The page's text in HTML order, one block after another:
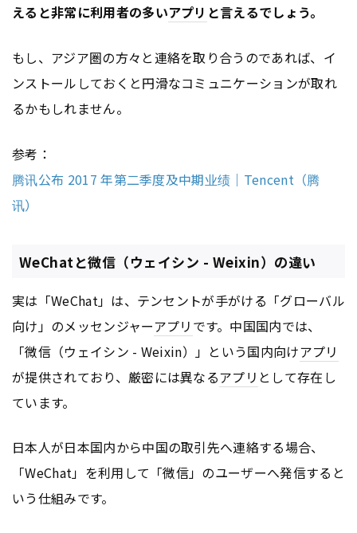
えると非常に利用者の多いアプリ と言えるでしょう。
もし、アジア圏の方々と連絡を取り合うのであれば、イ
ンストールしておくと円滑なコミュニケーションが取れ
るかもしれません。
参考：
腾讯公布 2017 年第二季度及中期业绩｜Tencent（腾
讯）
WeChatと微信（ウェイシン - Weixin）の違い
実は「WeChat」は、テンセントが手がける「グローバル
向け」のメッセンジャーアプリ です。中国国内では、
「微信（ウェイシン - Weixin）」という国内向けアプリ
が提供されており、厳密には異なるアプリ として存在し
ています。
日本人が日本国内から中国の取引先へ連絡する場合、
「WeChat」を利用して「微信」のユーザーへ発信すると
いう仕組みです。